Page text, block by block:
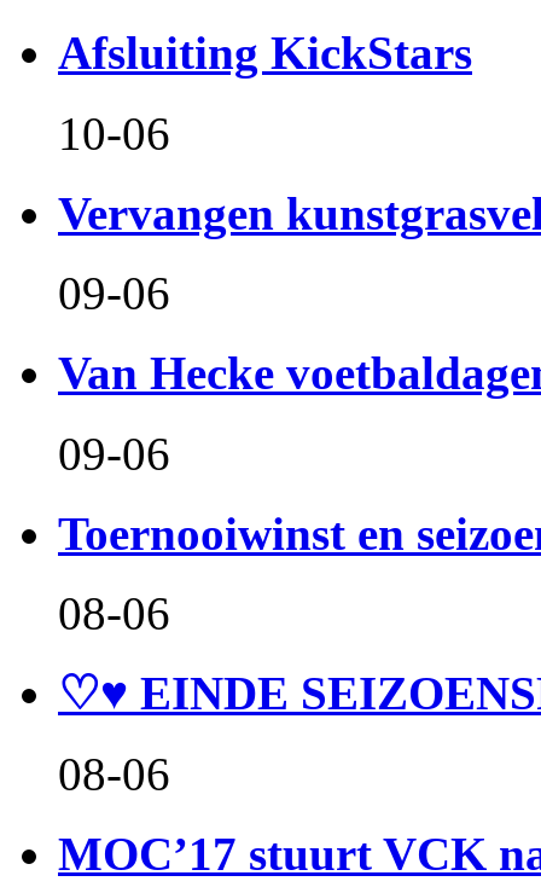
Afsluiting KickStars
10-06
Vervangen
09-06
Van Hecke
09-06
Toernooiwinst en
08-06
♡♥ EINDE
08-06
MOC’17 stuurt VCK